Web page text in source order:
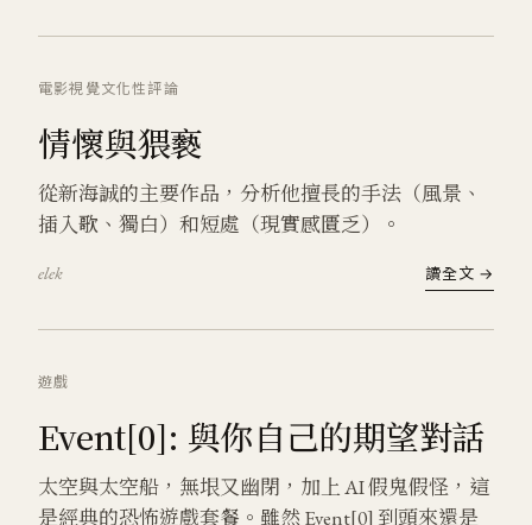
電影視覺文化性評論
情懷與猥褻
從新海誠的主要作品，分析他擅長的手法（風景、
插入歌、獨白）和短處（現實感匱乏）。
elek 讀全文 →
遊戲
Event[0]: 與你自己的期望對話
太空與太空船，無垠又幽閉，加上 AI 假鬼假怪，這
是經典的恐怖遊戲套餐。雖然 Event[0] 到頭來還是